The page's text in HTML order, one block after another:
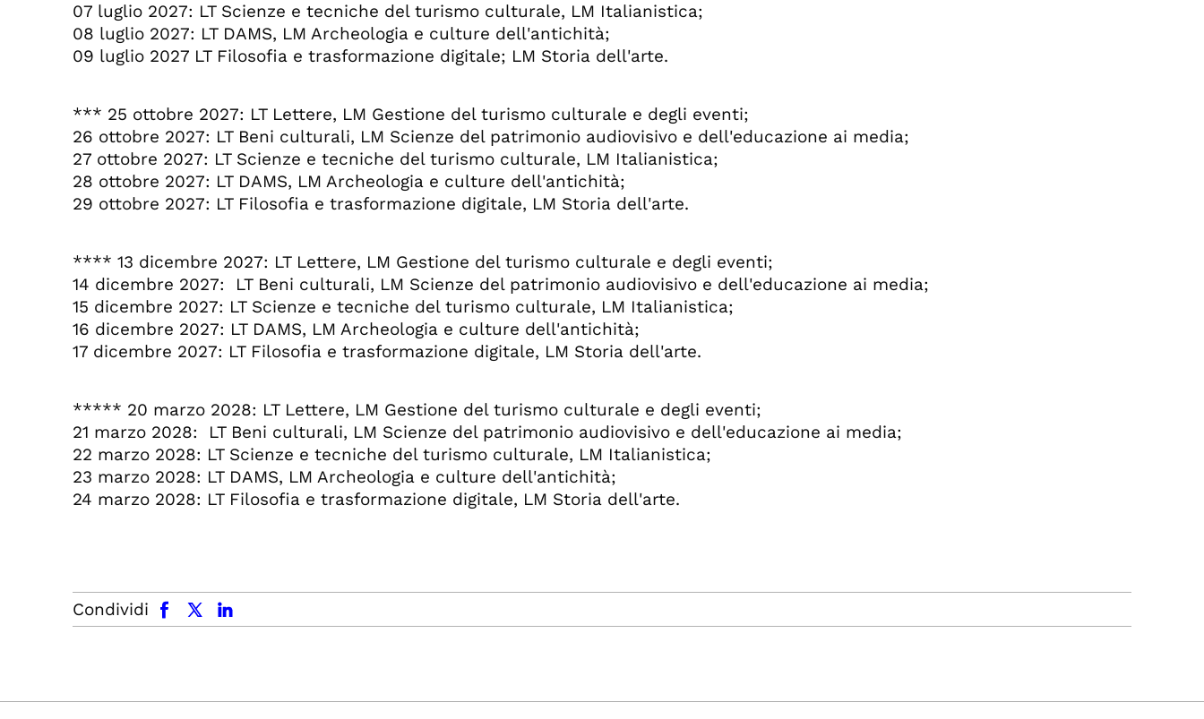
07 luglio 2027: LT Scienze e tecniche del turismo culturale, LM Italianistica;
08 luglio 2027: LT DAMS, LM Archeologia e culture dell'antichità;
09 luglio 2027 LT Filosofia e trasformazione digitale; LM Storia dell'arte.
*** 25 ottobre 2027: LT Lettere, LM Gestione del turismo culturale e degli eventi;
26 ottobre 2027: LT Beni culturali, LM Scienze del patrimonio audiovisivo e dell'educazione ai media;
27 ottobre 2027: LT Scienze e tecniche del turismo culturale, LM Italianistica;
28 ottobre 2027: LT DAMS, LM Archeologia e culture dell'antichità;
29 ottobre 2027: LT Filosofia e trasformazione digitale, LM Storia dell'arte.
**** 13 dicembre 2027: LT Lettere, LM Gestione del turismo culturale e degli eventi;
14 dicembre 2027: LT Beni culturali, LM Scienze del patrimonio audiovisivo e dell'educazione ai media;
15 dicembre 2027: LT Scienze e tecniche del turismo culturale, LM Italianistica;
16 dicembre 2027: LT DAMS, LM Archeologia e culture dell'antichità;
17 dicembre 2027: LT Filosofia e trasformazione digitale, LM Storia dell'arte.
***** 20 marzo 2028: LT Lettere, LM Gestione del turismo culturale e degli eventi;
21 marzo 2028: LT Beni culturali, LM Scienze del patrimonio audiovisivo e dell'educazione ai media;
22 marzo 2028: LT Scienze e tecniche del turismo culturale, LM Italianistica;
23 marzo 2028: LT DAMS, LM Archeologia e culture dell'antichità;
24 marzo 2028: LT Filosofia e trasformazione digitale, LM Storia dell'arte.
Condividi
facebook x.com linkedin